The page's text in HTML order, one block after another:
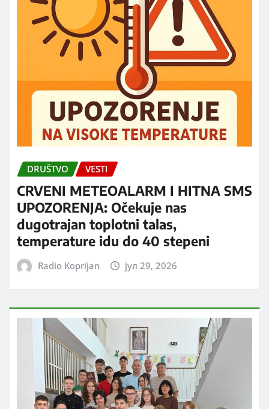
DRUŠTVO VESTI
CRVENI METEOALARM I HITNA SMS
UPOZORENJA: Očekuje nas
dugotrajan toplotni talas,
temperature idu do 40 stepeni
Radio Koprijan јул 29, 2026